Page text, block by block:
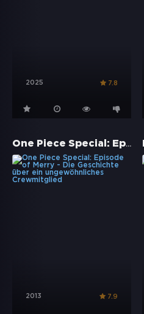
2025 7.8
One Piece Special: Episode of Merry - Die Geschichte über ein ungewöhnliches Crewmitglied
2013 7.9